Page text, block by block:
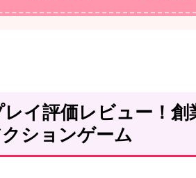
レイ評価レビュー！創
ションゲーム